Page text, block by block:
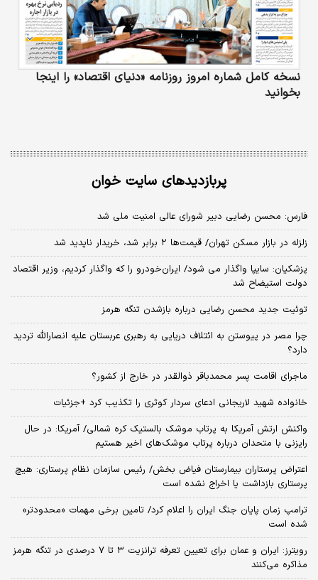
نسخه کامل شماره امروز روزنامه «دنیای‌ اقتصاد» را اینجا
بخوانید
پربازدیدهای سایت خوان
فارس: محسن رضایی دبیر شورای عالی امنیت ملی شد
زلزله در بازار مسکن تهران/ قیمت‌ها ۲ برابر شد، خریدار ناپدید شد
پزشکیان: سایپا واگذار می شود/ ایران‌خودرو را که واگذار کردیم، وزیر اقتصاد
دولت استیضاح شد
توئیت جدید محسن رضایی درباره بازشدن تنگه هرمز
چرا مصر در پیوستن به ائتلاف دریایی به رهبری عربستان علیه انصارالله تردید
دارد؟
ماجرای اقامت پسر محمدباقر ذوالقدر در خارج از کشور؟
خانواده شهید لاریجانی ادعای سردار کوثری را تکذیب کرد +جزئیات
واکنش ارتش آمریکا به پرتاب موشک بالستیک کره شمالی/ آمریکا: در حال
رایزنی با متحدان درباره پرتاب موشک‌های اخیر هستیم
اعتراض پرستاران بیمارستان فیاض بخش/ رئیس سازمان نظام پرستاری: هیچ
پرستاری بازداشت یا اخراج نشده است
ترامپ زمان پایان جنگ ایران را اعلام کرد/ تامین برخی مهمات «محدودتر»
شده است
رویترز: ایران و عمان برای تعیین تعرفه ترانزیت ۳ تا ۷ درصدی در تنگه هرمز
مذاکره می‌کنند